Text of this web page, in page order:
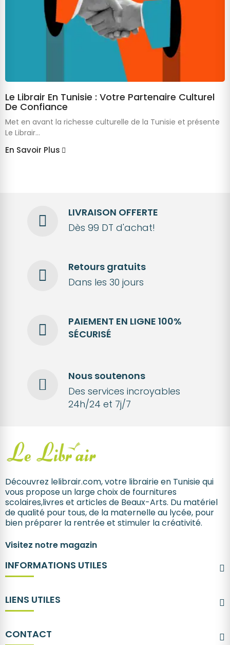
Le Librair En Tunisie : Votre Partenaire Culturel
De Confiance
Met en avant la richesse culturelle de la Tunisie et présente
Le Librair...
En Savoir Plus
LIVRAISON OFFERTE
Dès 99 DT d'achat!
Retours gratuits
Dans les 30 jours
PAIEMENT EN LIGNE 100%
SÉCURISÉ
Nous soutenons
Des services incroyables
24h/24 et 7j/7
Découvrez lelibrair.com, votre librairie en Tunisie qui
vous propose un large choix de fournitures
scolaires,livres et articles de Beaux-Arts. Du matériel
de qualité pour tous, de la maternelle au lycée, pour
bien préparer la rentrée et stimuler la créativité.
Visitez notre magazin
INFORMATIONS UTILES
LIENS UTILES
CONTACT